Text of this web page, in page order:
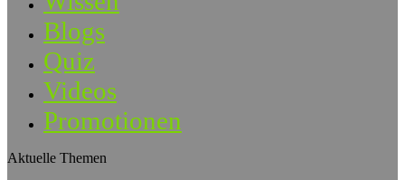
Blogs
Quiz
Videos
Promotionen
Aktuelle Themen